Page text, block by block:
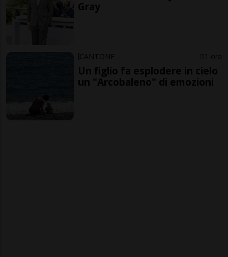
Gray
CANTONE 1 ora
Un figlio fa esplodere in cielo
un "Arcobaleno" di emozioni